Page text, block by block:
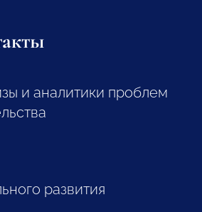
и аналитики проблем
развития